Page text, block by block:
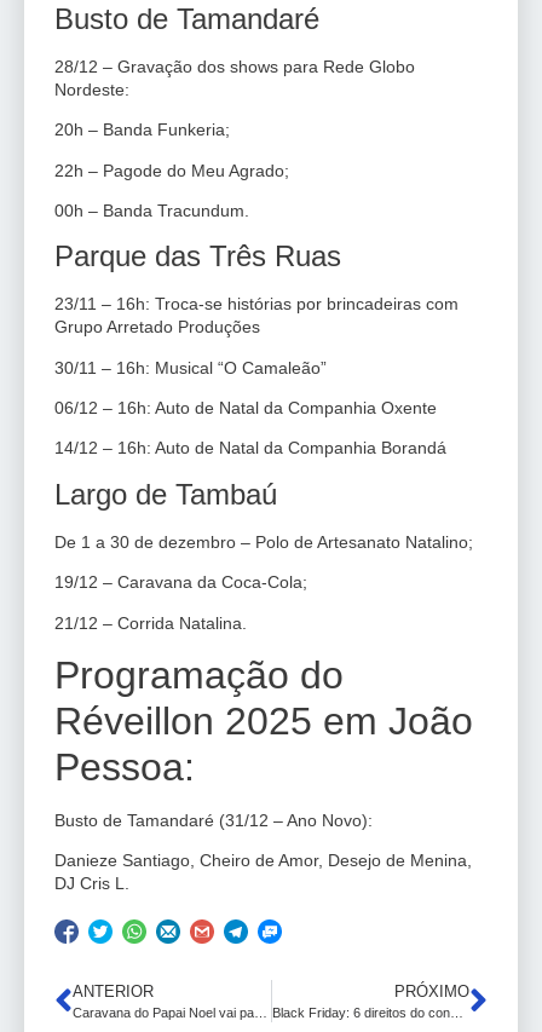
Busto de Tamandaré
28/12 – Gravação dos shows para Rede Globo
Nordeste:
20h – Banda Funkeria;
22h – Pagode do Meu Agrado;
00h – Banda Tracundum.
Parque das Três Ruas
23/11 – 16h: Troca-se histórias por brincadeiras com
Grupo Arretado Produções
30/11 – 16h: Musical “O Camaleão”
06/12 – 16h: Auto de Natal da Companhia Oxente
14/12 – 16h: Auto de Natal da Companhia Borandá
Largo de Tambaú
De 1 a 30 de dezembro – Polo de Artesanato Natalino;
19/12 – Caravana da Coca-Cola;
21/12 – Corrida Natalina.
Programação do
Réveillon 2025 em João
Pessoa:
Busto de Tamandaré (31/12 – Ano Novo):
Danieze Santiago, Cheiro de Amor, Desejo de Menina,
DJ Cris L.
ANTERIOR
Caravana do Papai Noel vai passar por João Pessoa pela quarta vez consecutiva
PRÓXIMO
Black Friday: 6 direitos do consumidor que você precisa saber para fazer boas compras.